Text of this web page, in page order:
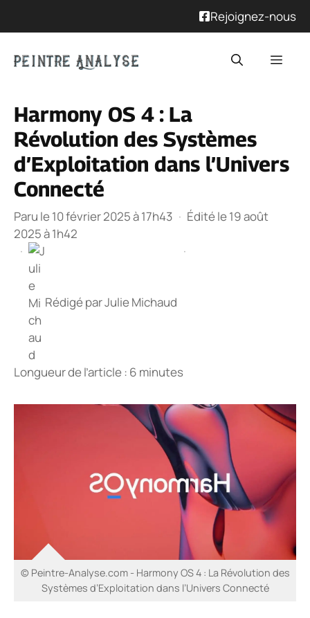
Rejoignez-nous
Harmony OS 4 : La
Révolution des Systèmes
d’Exploitation dans l’Univers
Connecté
Paru le 10 février 2025 à 17h43 · Édité le 19 août
2025 à 1h42
·
Rédigé parJulie Michaud
·
Longueur de l’article : 6 minutes
© Peintre-Analyse.com - Harmony OS 4 : La Révolution des
Systèmes d’Exploitation dans l’Univers Connecté